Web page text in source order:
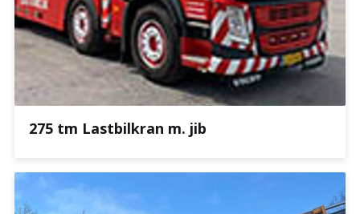
275 tm Lastbilkran m. jib